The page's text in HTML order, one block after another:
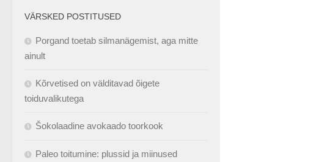
VÄRSKED POSTITUSED
Porgand toetab silmanägemist, aga mitte
ainult
Kõrvetised on välditavad õigete
toiduvalikutega
Šokolaadine avokaado toorkook
Paleo toitumine: plussid ja miinused